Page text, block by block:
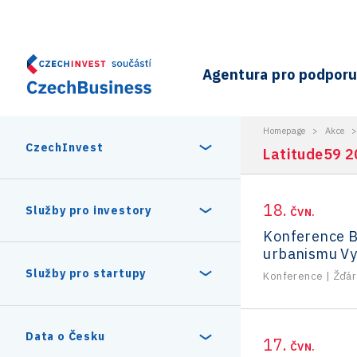
Agentura pro
CzechInvest
O nás
Interní projekty
30 let CzechInvestu
Služby pro investory
Statistika investičních projektů
Investiční pobídky a dotace
Služby pro startupy
Czechia Dealroom
Data o Česku
Homepage > Akce >
Latitude59
18. ČVN.
Konference
urbanismu
Konference |
17. ČVN.